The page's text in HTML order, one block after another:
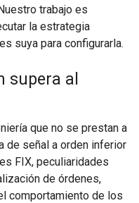
trabajo es
la estrategia
suya para configurarla.
supera al
que no se prestan a
de señal a orden inferior
FIX, peculiaridades
de órdenes,
comportamiento de los